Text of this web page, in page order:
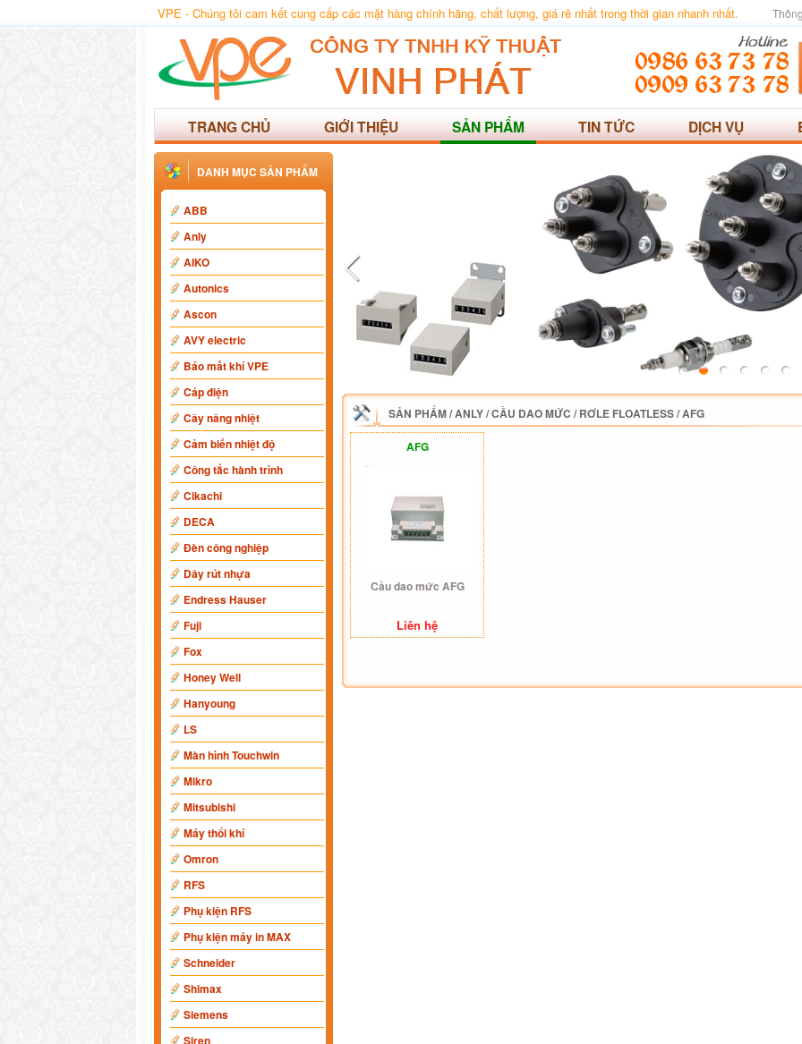
VPE - Chúng tôi cam kết cung cấp các mặt hàng chính hãng, chất lượng, giá rẻ nhất trong thời gian nhanh nhất.
TRANG CHỦ GIỚI THIỆU SẢN PHẨM TIN TỨC DỊCH VỤ
DANH MỤC SẢN PHẨM
ABB
Anly
AIKO
Autonics
Ascon
AVY electric
Báo mất khí VPE
Cáp điện
Cây nâng nhiệt
Cảm biến nhiệt độ
Công tắc hành trình
Cikachi
DECA
Đèn công nghiệp
Dây rút nhựa
Endress Hauser
Fuji
Fox
Honey Well
Hanyoung
LS
Màn hình Touchwin
Mikro
Mitsubishi
Máy thổi khí
Omron
RFS
Phụ kiện RFS
Phụ kiện máy in MAX
Schneider
Shimax
Siemens
Siren
SẢN PHẨM/ANLY/CẦU DAO MỨC /RƠLE FLOATLESS/AFG
AFG
Cầu dao mức AFG
Liên hệ